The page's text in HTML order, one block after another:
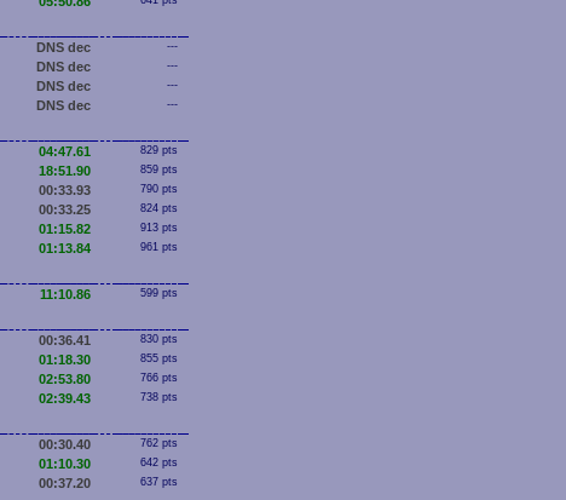
DNS dec ---
DNS dec ---
DNS dec ---
DNS dec ---
04:47.61 829 pts
18:51.90 859 pts
00:33.93 790 pts
00:33.25 824 pts
01:15.82 913 pts
01:13.84 961 pts
11:10.86 599 pts
00:36.41 830 pts
01:18.30 855 pts
02:53.80 766 pts
02:39.43 738 pts
00:30.40 762 pts
01:10.30 642 pts
00:37.20 637 pts